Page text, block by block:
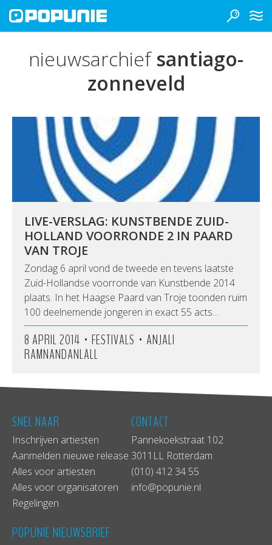
nieuwsarchiefsantiago-
zonneveld
LIVE-VERSLAG: KUNSTBENDE ZUID-
HOLLAND VOORRONDE 2 IN PAARD
VAN TROJE
Zondag 6 april vond de tweede en tevens laatste
Zuid-Hollandse voorronde van Kunstbende 2014
plaats. In het Haagse Paard van Troje toonden ruim
100 deelnemende jongeren in exact 55 acts…
8 APRIL 2014 • FESTIVALS • ANJALI
RAMNANDANLALL
SNEL NAAR
Inschrijven artiesten
Aanmelden nieuwe release
Alles voor artiesten
Alles voor organisatoren
Regelingen
CONTACT
Pannekoekstraat 102
3011LL Rotterdam
(010) 412 34 55
info@popunie.nl
POPUNIE NIEUWSBRIEF